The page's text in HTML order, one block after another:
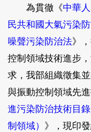
為貫徹《中華
民共和國大氣污染
噪聲污染防治法》
控制領域技術進步
求，我部組織徵集
與振動控制領域先
進污染防治技術目
制領域）
》，現印發